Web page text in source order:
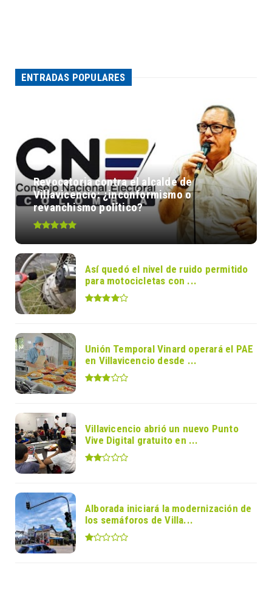
ENTRADAS POPULARES
Revocatoria contra el alcalde de
Villavicencio: ¿inconformismo o
revanchismo político?
Así quedó el nivel de ruido permitido
para motocicletas con ...
Unión Temporal Vinard operará el PAE
en Villavicencio desde ...
Villavicencio abrió un nuevo Punto
Vive Digital gratuito en ...
Alborada iniciará la modernización de
los semáforos de Villa...